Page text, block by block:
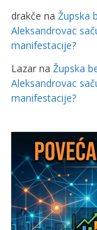
drakče na Župska
Aleksandrovac
manifestacije?
Lazar na Župska
Aleksandrovac
manifestacije?